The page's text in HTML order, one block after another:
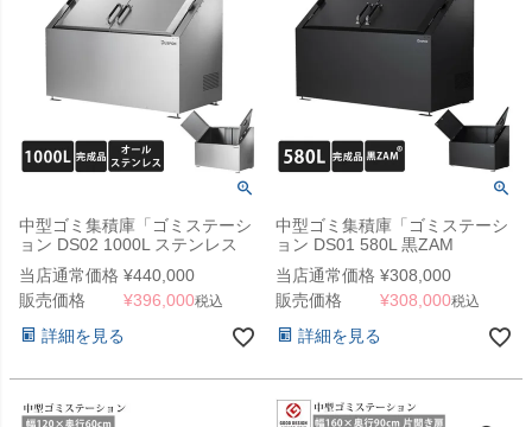
中型ゴミ集積庫「ゴミステーシ
ョン DS02 1000L ステンレス
W1500×D750×H1100mm」 ※
法人宛配送限定（SN）
当店通常価格 ¥440,000
販売価格
¥396,000税込
詳細を見る
中型ゴミ集積庫「ゴミステーシ
ョン DS01 580L 黒ZAM
W1200×D600×H1000mm」
（YHC）
当店通常価格 ¥308,000
販売価格
¥308,000税込
詳細を見る